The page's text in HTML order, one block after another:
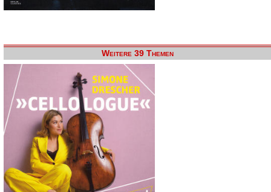
Weitere 39 Themen